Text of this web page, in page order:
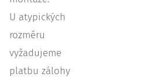
U atypických
rozměru
vyžadujeme
platbu zálohy